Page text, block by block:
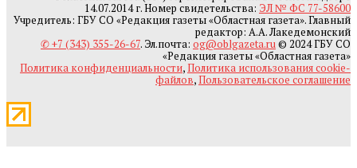
14.07.2014 г. Номер свидетельства: ЭЛ № ФС 77-58600
Учредитель: ГБУ СО «Редакция газеты «Областная газета». Главный
редактор: А.А. Лакедемонский
✆ +7 (343) 355-26-67. Эл.почта: og@oblgazeta.ru© 2024 ГБУ СО
«Редакция газеты «Областная газета»
Политика конфиденциальности,Политика использования cookie-
файлов,Пользовательское соглашение